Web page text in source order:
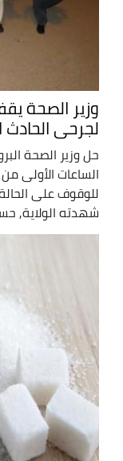
وزير الصحة
لجرحى الحادث
حل وزير الصحة
الساعات الأولى من
للوقوف على
شهدته الولاية,